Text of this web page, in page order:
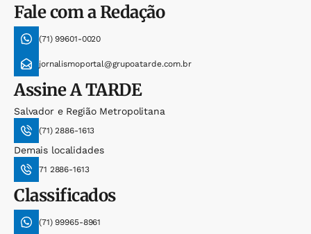
Fale com a Redação
(71) 99601-0020
jornalismoportal@grupoatarde.com.br
AssineA TARDE
Salvador e Região Metropolitana
(71) 2886-1613
Demais localidades
71 2886-1613
Classificados
(71) 99965-8961